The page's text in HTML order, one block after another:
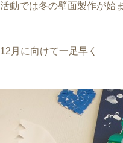
活動では冬の壁面製作が始
12月に向けて一足早く